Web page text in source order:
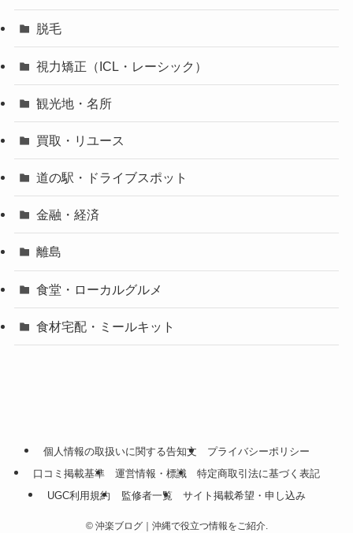
脱毛
視力矯正（ICL・レーシック）
観光地・名所
買取・リユース
道の駅・ドライブスポット
金融・経済
離島
食堂・ローカルグルメ
食材宅配・ミールキット
個人情報の取扱いに関する告知文
プライバシーポリシー
口コミ掲載基準
運営情報・標識
特定商取引法に基づく表記
UGC利用規約
監修者一覧 サイト掲載希望・申し込み
©沖楽ブログ｜沖縄で役立つ情報をご紹介.